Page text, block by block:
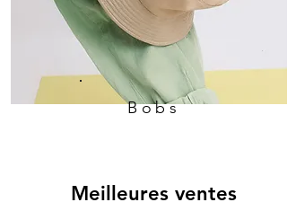
Bobs
Meilleures ventes